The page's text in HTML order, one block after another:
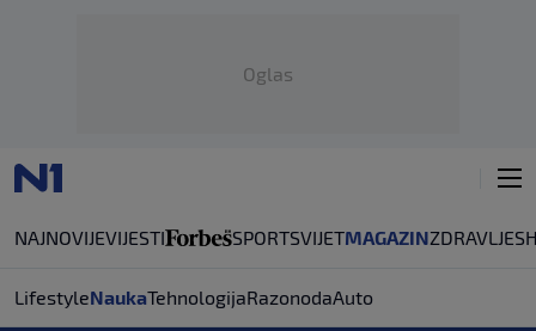
Oglas
NAJNOVIJEVIJESTI SPORTSVIJETMAGAZINZDRAVLJE
LifestyleNaukaTehnologijaRazonodaAuto